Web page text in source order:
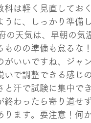
は軽く見直しておく
に、しっかり準備
の天気は、早朝の
のの準備も怠るな！
がいいですね、ジャ
いで調整できる感じ
と汗で試験に集中で
終わったら寄り道せ
ります。要注意！何